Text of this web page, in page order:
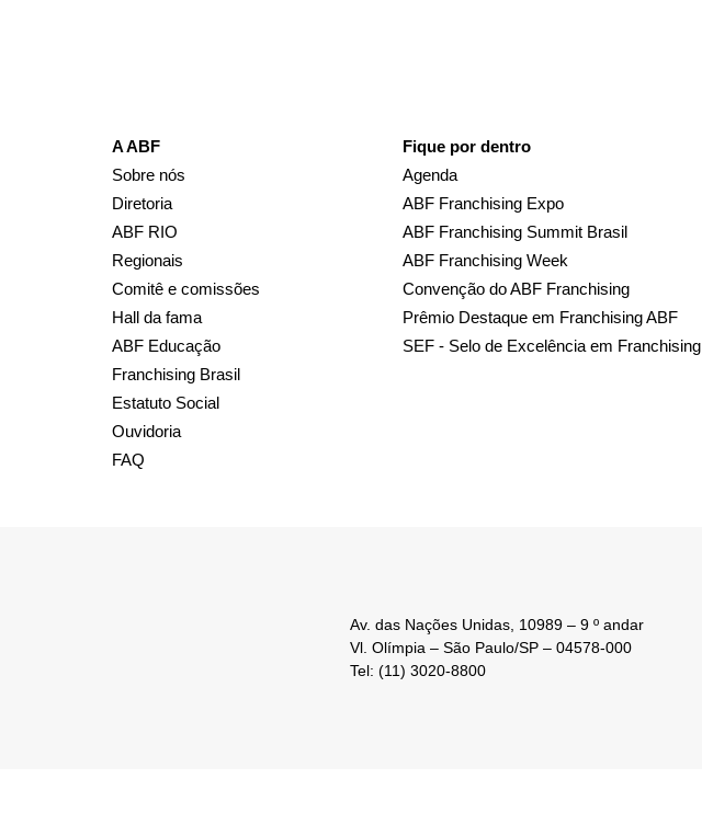
A ABF
Sobre nós
Diretoria
ABF RIO
Regionais
Comitê e comissões
Hall da fama
ABF Educação
Franchising Brasil
Estatuto Social
Ouvidoria
FAQ
Fique por dentro
Agenda
ABF Franchising Expo
ABF Franchising Summit Brasil
ABF Franchising Week
Convenção do ABF Franchising
Prêmio Destaque em Franchising ABF
SEF - Selo de Excelência em Franchising
Av. das Nações Unidas, 10989 – 9 º andar
Vl. Olímpia – São Paulo/SP – 04578-000
Tel: (11) 3020-8800